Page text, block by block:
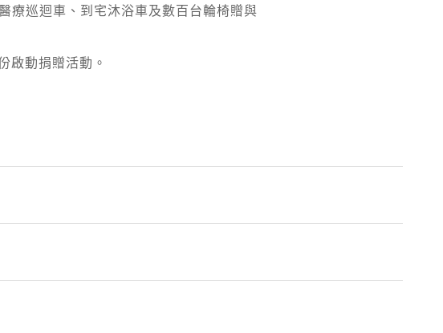
療巡迴車、到宅沐浴車及數百台輪椅贈與
啟動捐贈活動。